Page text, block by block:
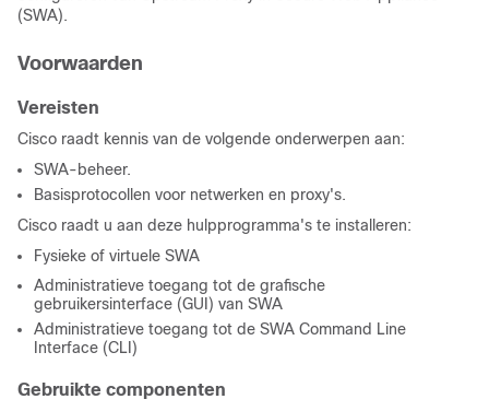
(SWA).
Voorwaarden
Vereisten
Cisco raadt kennis van de volgende onderwerpen aan:
SWA-beheer.
Basisprotocollen voor netwerken en proxy's.
Cisco raadt u aan deze hulpprogramma's te installeren:
Fysieke of virtuele SWA
Administratieve toegang tot de grafische
gebruikersinterface (GUI) van SWA
Administratieve toegang tot de SWA Command Line
Interface (CLI)
Gebruikte componenten